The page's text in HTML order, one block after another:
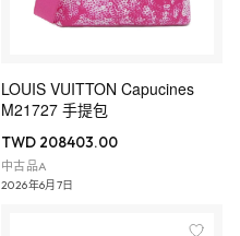
LOUIS VUITTON Capucines
M21727 手提包
TWD 208403.00
中古品A
2026年6月7日